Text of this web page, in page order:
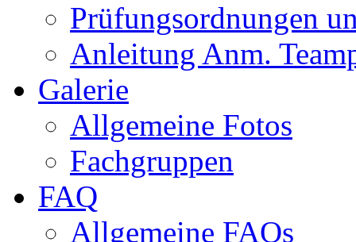
Prüfungsordnungen
Anleitung Anm.
Galerie
Allgemeine Fotos
Fachgruppen
FAQ
Allgemeine FAQs